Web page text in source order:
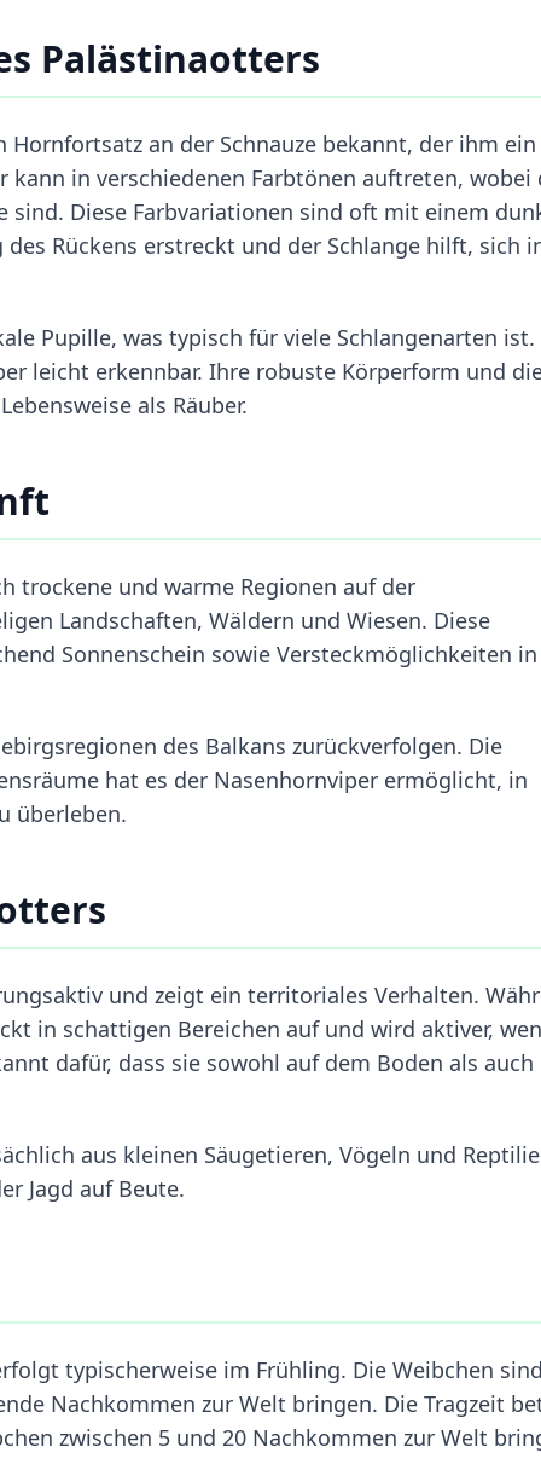
Palästinaotters
an der Schnauze bekannt, der ihm ein
kann in verschiedenen Farbtönen auftreten, wobei
sind. Diese Farbvariationen sind oft mit einem
Rückens erstreckt und der Schlange hilft, sich
Pupille, was typisch für viele Schlangenarten ist.
leicht erkennbar. Ihre robuste Körperform und
als Räuber.
trockene und warme Regionen auf der
Landschaften, Wäldern und Wiesen. Diese
Sonnenschein sowie Versteckmöglichkeiten in
des Balkans zurückverfolgen. Die
hat es der Nasenhornviper ermöglicht, in
überleben.
und zeigt ein territoriales Verhalten.
in schattigen Bereichen auf und wird aktiver,
dafür, dass sie sowohl auf dem Boden als auch
aus kleinen Säugetieren, Vögeln und
Jagd auf Beute.
typischerweise im Frühling. Die Weibchen
Nachkommen zur Welt bringen. Die Tragzeit
zwischen 5 und 20 Nachkommen zur Welt